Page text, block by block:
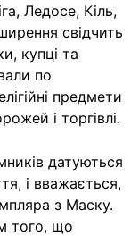
Ледосе, Кіль,
свідчить
купці та
по
предмети
і торгівлі.
датуються
і вважається,
з Маску.
того, що